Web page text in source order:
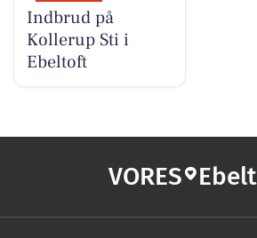
Indbrud på
Kollerup Sti i
Ebeltoft
VORES